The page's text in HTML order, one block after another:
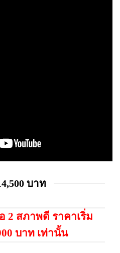
บาท
2 สภาพดี ราคาเริ่ม
บาท เท่านั้น